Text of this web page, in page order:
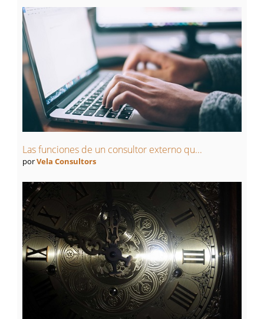
Las funciones de un consultor externo qu...
porVela Consultors